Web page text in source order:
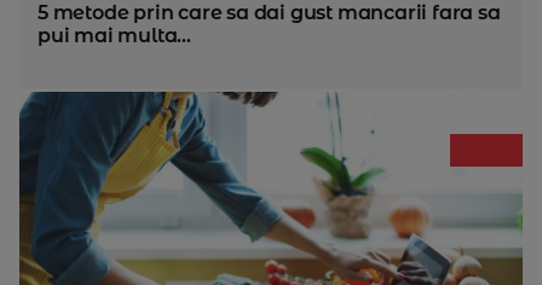
5 metode prin care sa dai gust mancarii fara sa
pui mai multa...